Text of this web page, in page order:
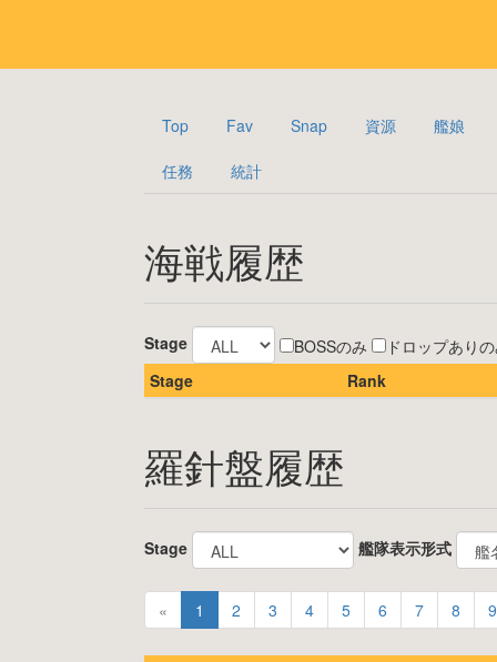
Top Fav Snap 資源 艦娘
任務 統計
海戦履歴
Stage BOSSのみ
ドロップあり
Stage
Rank
羅針盤履歴
Stage 艦隊表示形式
« 1 2 3 4 5 6 7 8 9